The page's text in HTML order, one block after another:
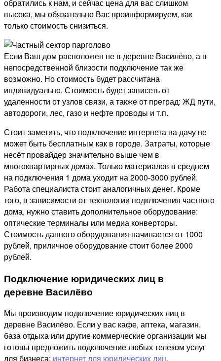
обратились к нам, и сейчас цена для вас слишком
высока, мы обязательно Вас проинформируем, как
только стоимость снизиться.
Если Ваш дом расположен не в деревне Василёво, а в
непосредственной близости подключение так же
возможно. Но стоимость будет рассчитана
индивидуально. Стоимость будет зависеть от
удаленности от узлов связи, а также от преград: ЖД пути,
автодороги, лес, газо и нефте проводы и т.п.
Стоит заметить, что подключение интернета на дачу не
может быть бесплатным как в городе. Затраты, которые
несёт провайдер значительно выше чем в
многоквартирных домах. Только материалов в среднем
на подключения 1 дома уходит на 2000-3000 рублей.
Работа специалиста стоит аналогичных денег. Кроме
того, в зависимости от технологии подключения частного
дома, нужно ставить дополнительное оборудование:
оптические терминалы или медиа конверторы.
Стоимость данного оборудования начинается от 1000
рублей, приличное оборудование стоит более 2000
рублей.
Подключение юридических лиц в
деревне Василёво
Мы производим подключение юридических лиц в
деревне Василёво. Если у вас кафе, аптека, магазин,
база отдыха или другие коммерческие организации мы
готовы предложить подключение любых телеком услуг
для бизнеса: интернет для юридических лиц,